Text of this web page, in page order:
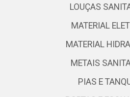
LOUÇAS
MATERIAL
MATERIAL
METAIS
PIAS E